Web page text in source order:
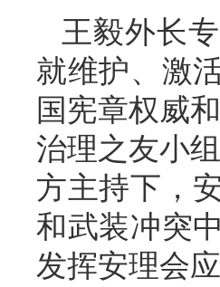
王毅外长
就维护、激
国宪章权威
治理之友小
方主持下，
和武装冲突
发挥安理会